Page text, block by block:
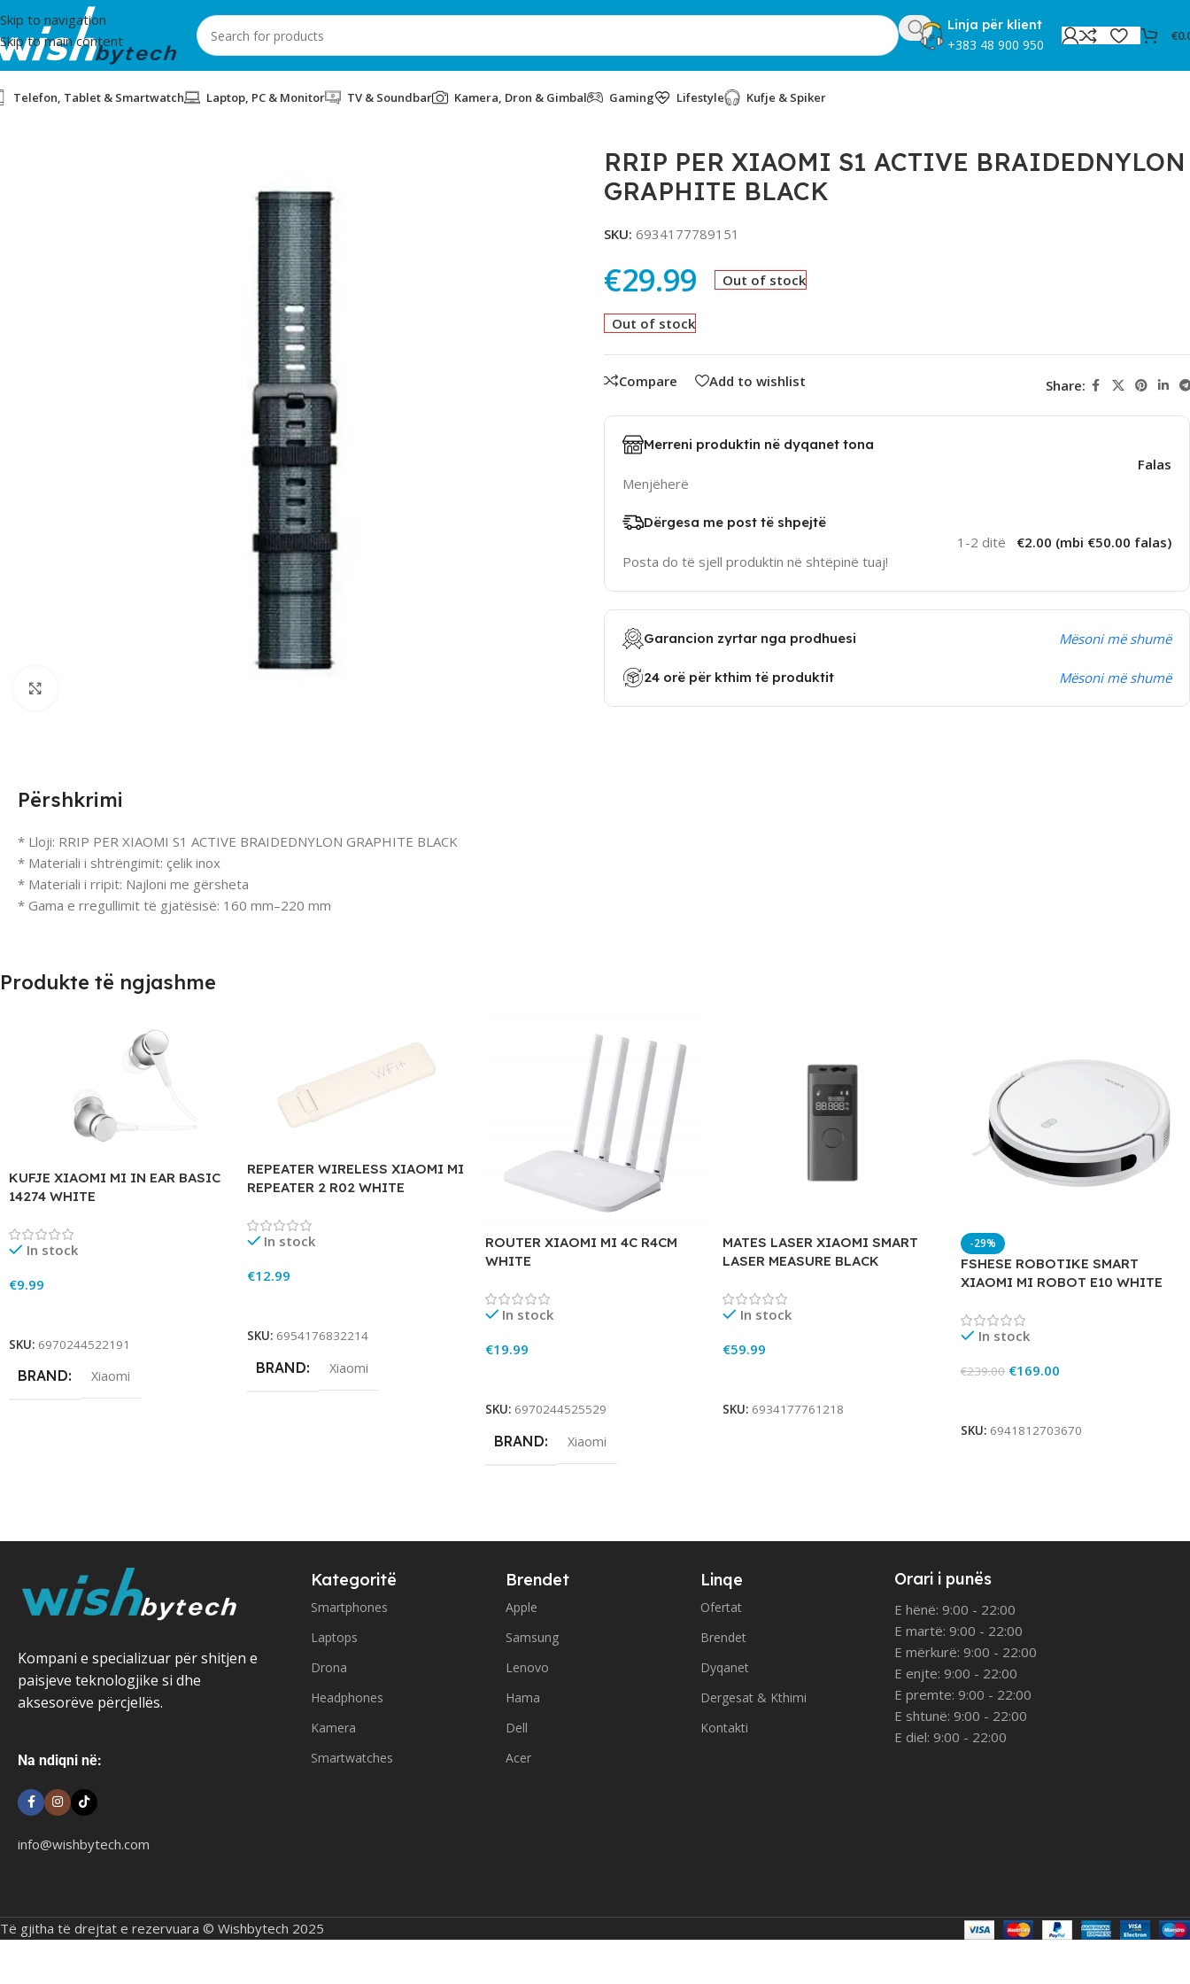
Skip to navigation
Skip to main content
Linja për klient
+383 48 900 950
€
Telefon, Tablet & Smartwatch Laptop, PC & Monitor TV & Soundbar Kamera, Dron & Gimbal Gaming Lifestyle Kufje & Spiker
RRIP PER XIAOMI S1 ACTIVE BRAIDEDNYLON
GRAPHITE BLACK
SKU: 6934177789151
€29.99 Out of stock
Out of stock
Compare Add to wishlist Share:
Merreni produktin në dyqanet tona
Menjëherë
Falas
Dërgesa me post të shpejtë
Posta do të sjell produktin në shtëpinë tuaj!
1-2 ditë €2.00 (mbi €50.00 falas)
Garancion zyrtar nga prodhuesi Mësoni më shumë
24 orë për kthim të produktit Mësoni më shumë
Përshkrimi
* Lloji: RRIP PER XIAOMI S1 ACTIVE BRAIDEDNYLON GRAPHITE BLACK
* Materiali i shtrëngimit: çelik inox
* Materiali i rripit: Najloni me gërsheta
* Gama e rregullimit të gjatësisë: 160 mm–220 mm
Produkte të ngjashme
KUFJE XIAOMI MI IN EAR BASIC
14274 WHITE
In stock
€9.99
SKU: 6970244522191
BRAND Xiaomi
REPEATER WIRELESS XIAOMI MI
REPEATER 2 R02 WHITE
In stock
€12.99
SKU: 6954176832214
BRAND Xiaomi
ROUTER XIAOMI MI 4C R4CM
WHITE
In stock
€19.99
SKU: 6970244525529
BRAND Xiaomi
MATES LASER XIAOMI SMART
LASER MEASURE BLACK
In stock
€59.99
SKU: 6934177761218
-29%
FSHESE ROBOTIKE SMART
XIAOMI MI ROBOT E10 WHITE
In stock
€239.00 €169.00
SKU: 6941812703670
Kompani e specializuar për shitjen e
paisjeve teknologjike si dhe
aksesorëve përcjellës.
Na ndiqni në:
info@wishbytech.com
Kategoritë
Smartphones
Laptops
Drona
Headphones
Kamera
Smartwatches
Brendet
Apple
Samsung
Lenovo
Hama
Dell
Acer
Linqe
Ofertat
Brendet
Dyqanet
Dergesat & Kthimi
Kontakti
Orari i punës
E hënë: 9:00 - 22:00
E martë: 9:00 - 22:00
E mërkurë: 9:00 - 22:00
E enjte: 9:00 - 22:00
E premte: 9:00 - 22:00
E shtunë: 9:00 - 22:00
E diel: 9:00 - 22:00
Të gjitha të drejtat e rezervuara © Wishbytech 2025